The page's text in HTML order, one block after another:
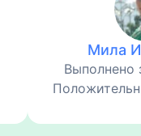
Мила
Выполнено